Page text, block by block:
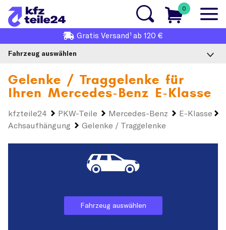
0
Gratis Versand1 ab 120 €
Fahrzeug auswählen
Gelenke / Traggelenke für
Ihren Mercedes-Benz E-Klasse
kfzteile24 PKW-Teile Mercedes-Benz
E-Klasse
Achsaufhängung
Gelenke / Traggelenke
Fahrzeug auswählen